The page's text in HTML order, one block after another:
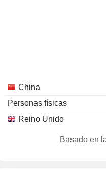
China
Personas físicas
Reino Unido
Basado en